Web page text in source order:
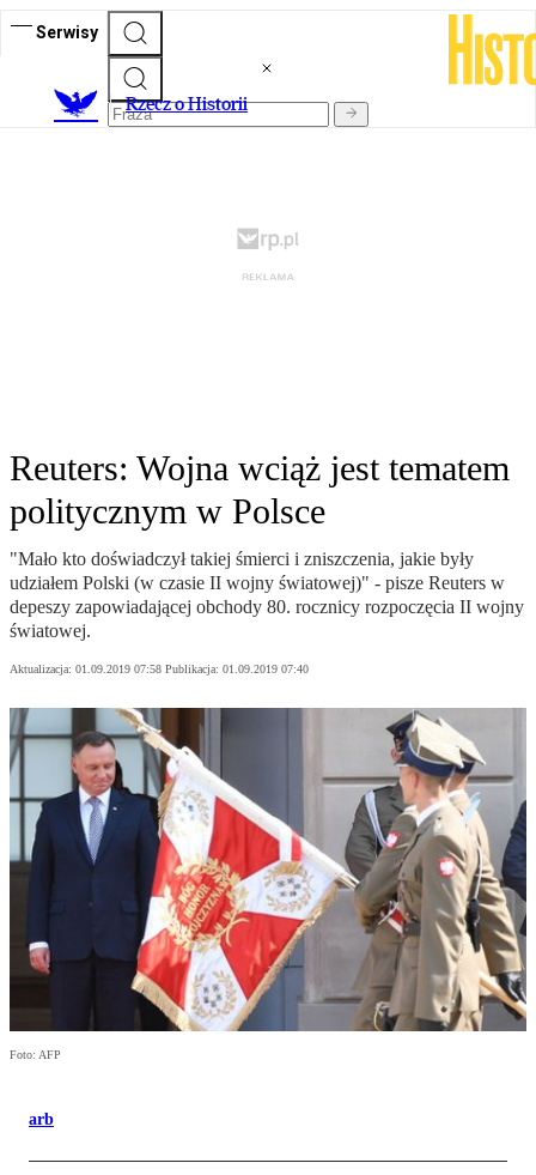
Serwisy
Rzecz o Historii
Reuters: Wojna wciąż jest tematem
politycznym w Polsce
"Mało kto doświadczył takiej śmierci i zniszczenia, jakie były
udziałem Polski (w czasie II wojny światowej)" - pisze Reuters w
depeszy zapowiadającej obchody 80. rocznicy rozpoczęcia II wojny
światowej.
Aktualizacja: 01.09.2019 07:58 Publikacja: 01.09.2019 07:40
Foto: AFP
arb